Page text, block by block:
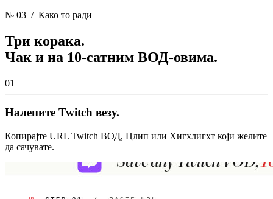
№ 03 / Како то ради
Три корака.
Чак и на 10-сатним ВОД-овима.
01
Налепите Twitch везу.
Копирајте URL Twitch ВОД, Цлип или Хигхлигхт који желите
да сачувате.